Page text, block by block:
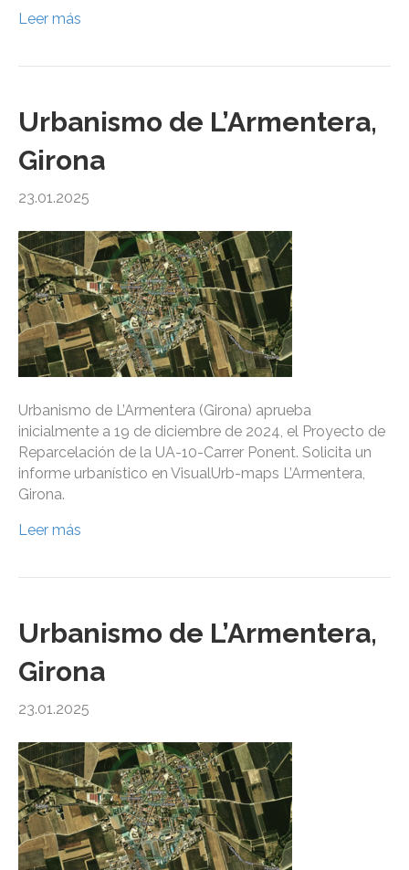
Leer más
Urbanismo de L’Armentera,
Girona
23.01.2025
Urbanismo de L’Armentera (Girona) aprueba
inicialmente a 19 de diciembre de 2024, el Proyecto de
Reparcelación de la UA-10-Carrer Ponent. Solicita un
informe urbanístico en VisualUrb-maps L’Armentera,
Girona.
Leer más
Urbanismo de L’Armentera,
Girona
23.01.2025